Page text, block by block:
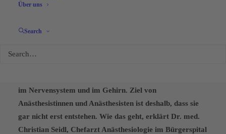
Über uns
Search
im Nervensystem und im Gehirn. Ziel von
Anästhesistinnen und Anästhesisten ist deshalb, dass sie
gar nicht erst entstehen. Wie das geht, erklärt Dr. med.
Christian Seidl, Chefarzt Anästhesiologie im Bürgerspital